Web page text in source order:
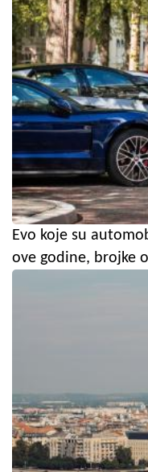
Evo koje su
ove godine, brojke